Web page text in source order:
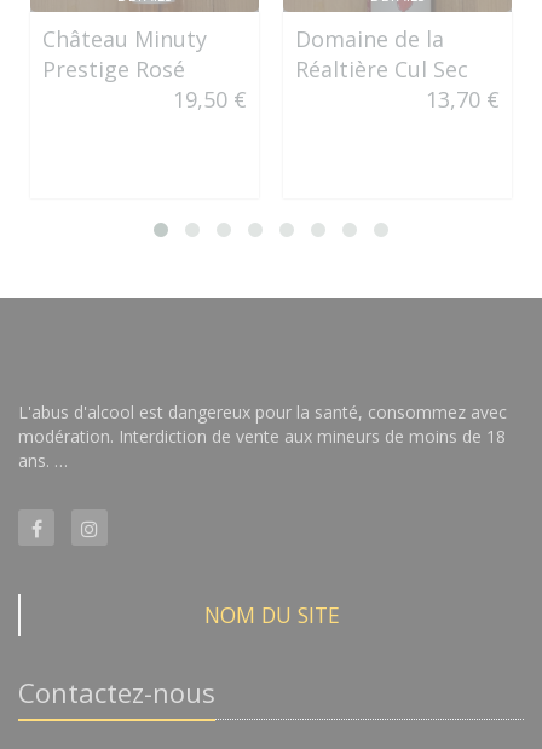
Château Minuty
Prestige Rosé
19,50 €
Domaine de la
Réaltière Cul Sec
13,70 €
L'abus d'alcool est dangereux pour la santé, consommez avec
modération. Interdiction de vente aux mineurs de moins de 18
ans. …
NOM DU SITE
Contactez-nous